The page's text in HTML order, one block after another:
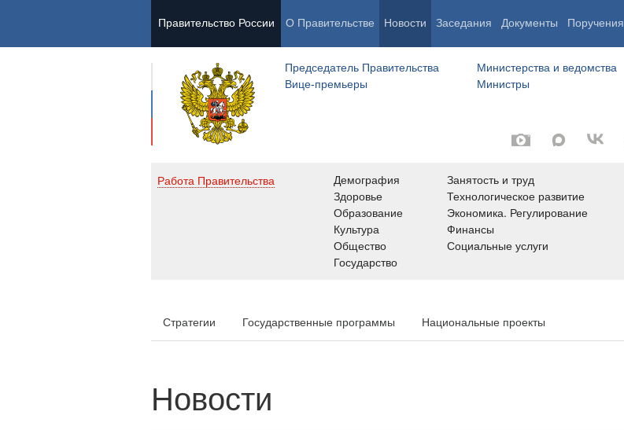
Правительство России О Правительстве Новости Заседания Документы Поручения
Председатель Правительства
Вице-премьеры
Министерства и ведомства
Министры
Работа Правительства
Демография
Здоровье
Образование
Культура
Общество
Государство
Занятость и труд
Технологическое развитие
Экономика. Регулирование
Финансы
Социальные услуги
Стратегии Государственные программы Национальные проекты
Новости